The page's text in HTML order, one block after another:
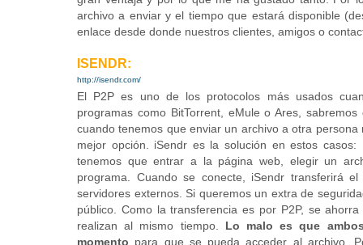
archivo a enviar y el tiempo que estará disponible
enlace desde donde nuestros clientes, amigos o
ISENDR:
http://isendr.com/
El P2P es uno de los protocolos más usados
programas como BitTorrent, eMule o Ares,
cuando tenemos que enviar un archivo a otra
mejor opción. iSendr es la solución en estos
tenemos que entrar a la página web, elegir un
programa. Cuando se conecte, iSendr transferirá
servidores externos. Si queremos un extra de
público. Como la transferencia es por P2P, se
realizan al mismo tiempo. Lo malo es que
momento para que se pueda acceder al archivo.